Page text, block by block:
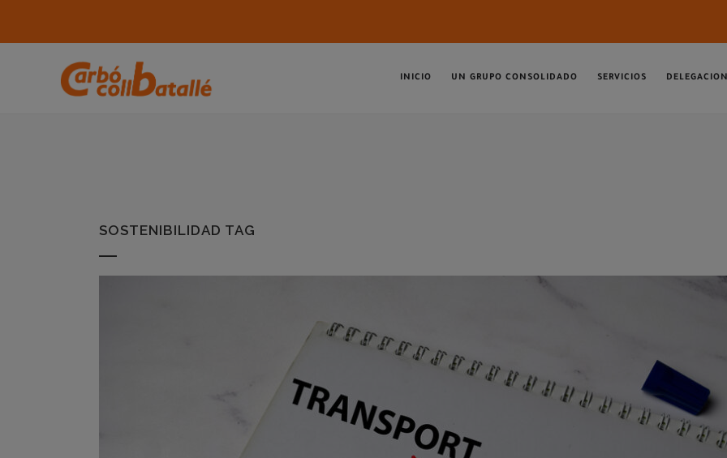
INICIO UN GRUPO CONSOLIDADO SERVICIOS
SOSTENIBILIDAD TAG